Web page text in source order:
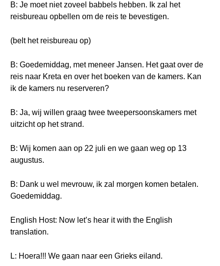
B: Je moet niet zoveel babbels hebben. Ik zal het
reisbureau opbellen om de reis te bevestigen.
(belt het reisbureau op)
B: Goedemiddag, met meneer Jansen. Het gaat over de
reis naar Kreta en over het boeken van de kamers. Kan
ik de kamers nu reserveren?
B: Ja, wij willen graag twee tweepersoonskamers met
uitzicht op het strand.
B: Wij komen aan op 22 juli en we gaan weg op 13
augustus.
B: Dank u wel mevrouw, ik zal morgen komen betalen.
Goedemiddag.
English Host: Now let’s hear it with the English
translation.
L: Hoera!!! We gaan naar een Grieks eiland.